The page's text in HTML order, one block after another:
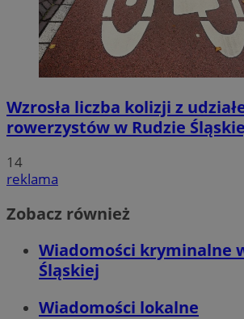
Wzrosła liczba kolizji z
rowerzystów w Rudzie
14
reklama
Zobacz również
Wiadomości kryminalne
Śląskiej
Wiadomości lokalne